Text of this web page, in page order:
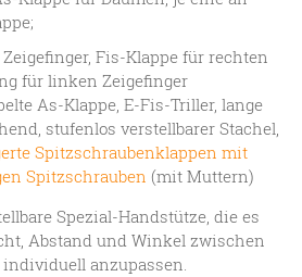
Fis-Klappe für rechten
für linken Zeigefinger
As-Klappe, E-Fis-Triller, lange
stufenlos verstellbarer Stachel,
Spitz­­schrauben­­klappen mit
Spitz­schrauben (mit Muttern)
Spezial-Handstütze, die es
Abstand und Winkel zwischen
anzupassen.